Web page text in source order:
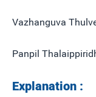
Vazhanguva
Panpil
Explanation :